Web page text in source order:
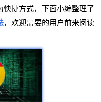
捷方式，下面小编整理了
，欢迎需要的用户前来阅读